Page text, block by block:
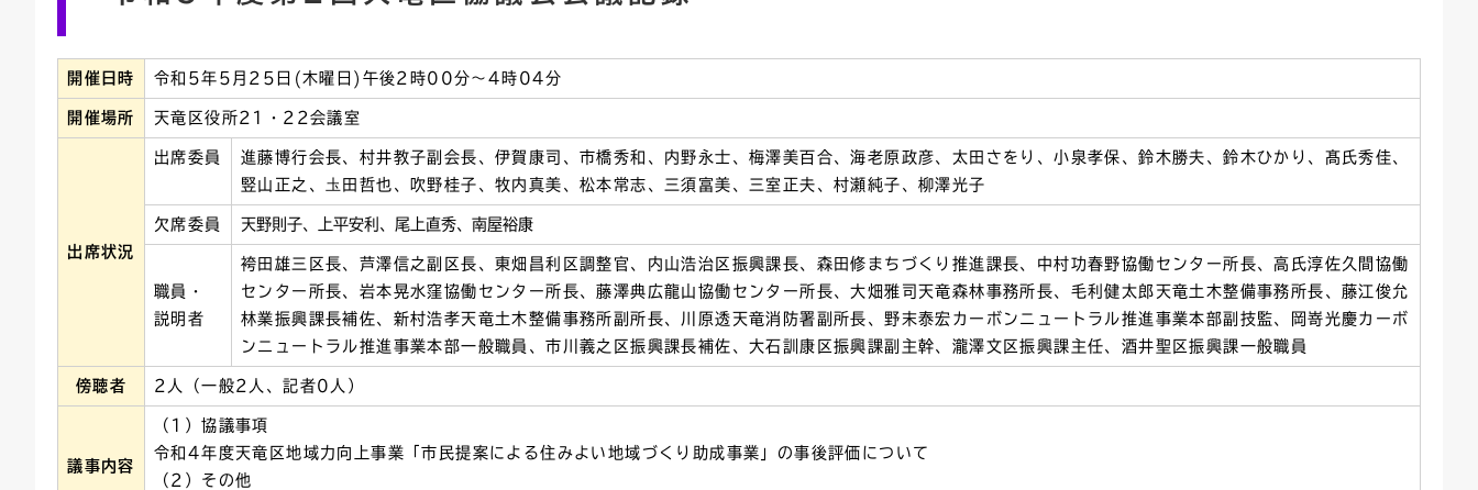
連絡ごみ
ユニバーサルデザイン
開催日時 令和5年5月25日(木曜日)午後2時00分～4時04分
開催場所 天竜区役所21・22会議室
出席状況
出席委員
進藤博行会長、村井教子副会長、伊賀康司、市橋秀和、内野永士、梅澤美百合、海老原政彦、太田さをり、小泉孝保、鈴木勝夫、鈴木ひかり、髙氏秀佳、
竪山正之、圡田哲也、吹野桂子、牧内真美、松本常志、三須富美、三室正夫、村瀬純子、柳澤光子
欠席委員 天野則子、上平安利、尾上直秀、南屋裕康
職員・
説明者
袴田雄三区長、芦澤信之副区長、東畑昌利区調整官、内山浩治区振興課長、森田修まちづくり推進課長、中村功春野協働センター所長、高氏淳佐久間協働
センター所長、岩本晃水窪協働センター所長、藤澤典広龍山協働センター所長、大畑雅司天竜森林事務所長、毛利健太郎天竜土木整備事務所長、藤江俊允
林業振興課長補佐、新村浩孝天竜土木整備事務所副所長、川原透天竜消防署副所長、野末泰宏カーボンニュートラル推進事業本部副技監、岡嵜光慶カーボ
ンニュートラル推進事業本部一般職員、市川義之区振興課長補佐、大石訓康区振興課副主幹、瀧澤文区振興課主任、酒井聖区振興課一般職員
傍聴者 2人（一般2人、記者0人）
議事内容
（1）協議事項
令和4年度天竜区地域力向上事業「市民提案による住みよい地域づくり助成事業」の事後評価について
（2）その他